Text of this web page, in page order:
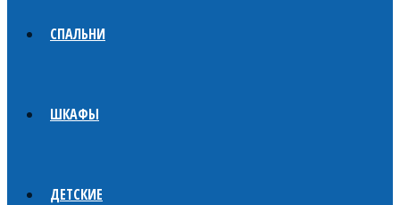
СПАЛЬНИ
ШКАФЫ
ДЕТСКИЕ